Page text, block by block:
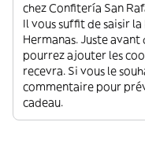
chez Confitería San
Il vous suffit de saisir
Hermanas. Juste
pourrez ajouter les
recevra. Si vous le
commentaire pour
cadeau.